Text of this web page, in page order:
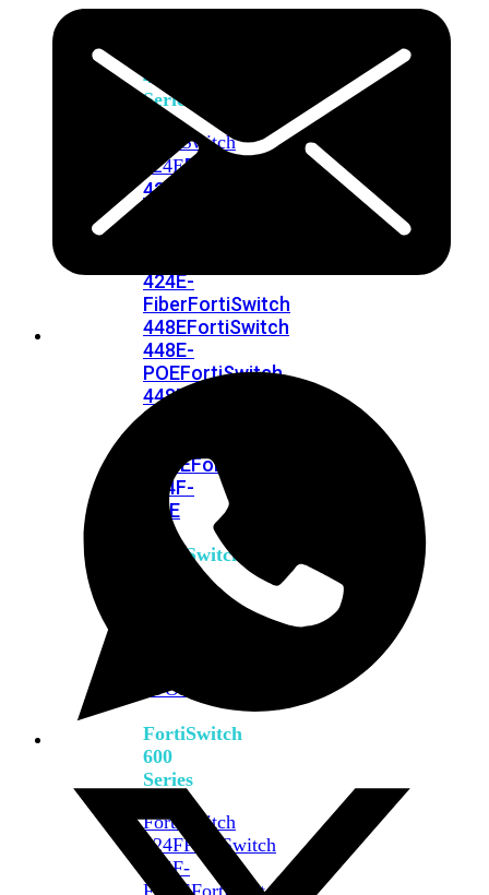
400
Series
FortiSwitch
424EFortiSwitch
424E-
424E-
FiberFortiSwitch
448EFortiSwitch
448E-
POEFortiSwitch
448E-
FPOE
FPOEFortiSwitchRugged
424F-
POE
FortiSwitch
FPOE
FortiSwitch
600
Series
FortiSwitch
624FFortiSwitch
624F-
FPOEFortiSwitch